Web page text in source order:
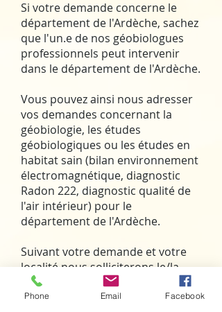
Si votre demande concerne le
département de l'Ardèche, sachez
que l'un.e de nos géobiologues
professionnels peut intervenir
dans le département de l'Ardèche.
Vous pouvez ainsi nous adresser
vos demandes concernant la
géobiologie, les études
géobiologiques ou les études en
habitat sain (bilan environnement
électromagnétique, diagnostic
Radon 222, diagnostic qualité de
l'air intérieur) pour le
département de l'Ardèche.
Suivant votre demande et votre
localité nous solliciterons le/la
géobiologue concerné.e.
Phone Email Facebook